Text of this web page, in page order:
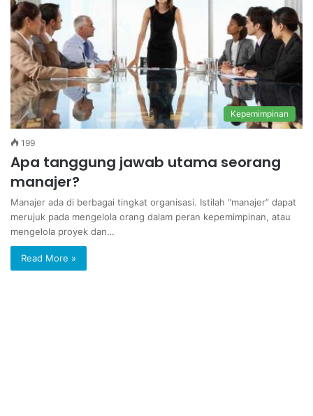
Kepemimpinan
199
Apa tanggung jawab utama seorang
manajer?
Manajer ada di berbagai tingkat organisasi. Istilah “manajer” dapat
merujuk pada mengelola orang dalam peran kepemimpinan, atau
mengelola proyek dan…
Read More »